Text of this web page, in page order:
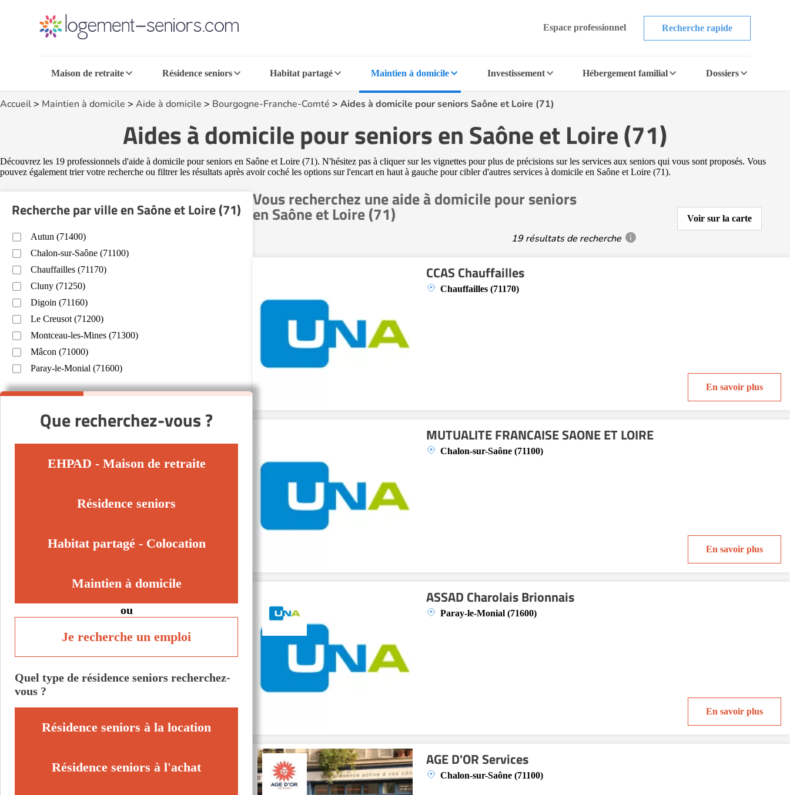
Espace professionnel Recherche rapide
Maison de retraite Résidence seniors Habitat partagé Maintien à domicile Investissement Hébergement familial Dossiers
Accueil> Maintien à domicile > Aide à domicile > Bourgogne-Franche-Comté > Aides à domicile pour seniors Saône et Loire (71)
Aides à domicile pour seniors en Saône et Loire (71)
Découvrez les 19 professionnels d'aide à domicile pour seniors en Saône et Loire (71). N'hésitez pas à cliquer sur les vignettes pour plus de précisions sur les services aux seniors qui vous sont proposés. Vous
pouvez également trier votre recherche ou filtrer les résultats après avoir coché les options sur l'encart en haut à gauche pour cibler d'autres services à domicile en Saône et Loire (71).
Vous recherchez une aide à domicile pour seniors
en Saône et Loire (71)
19 résultats de recherche
Voir sur la carte
CCAS Chauffailles
Chauffailles (71170)
En savoir plus
MUTUALITE FRANCAISE SAONE ET LOIRE
Chalon-sur-Saône (71100)
En savoir plus
ASSAD Charolais Brionnais
Paray-le-Monial (71600)
En savoir plus
AGE D'OR Services
Chalon-sur-Saône (71100)
Recherche par ville en Saône et Loire (71)
Autun (71400)
Chalon-sur-Saône (71100)
Chauffailles (71170)
Cluny (71250)
Digoin (71160)
Le Creusot (71200)
Montceau-les-Mines (71300)
Mâcon (71000)
Paray-le-Monial (71600)
Que recherchez-vous ?
EHPAD - Maison de retraite
Résidence seniors
Habitat partagé - Colocation
Maintien à domicile
ou
Je recherche un emploi
Quel type de résidence seniors recherchez-
vous ?
Résidence seniors à la location
Résidence seniors à l'achat